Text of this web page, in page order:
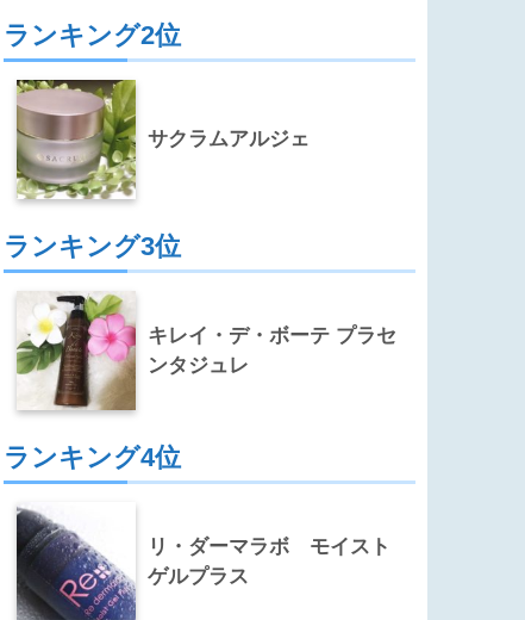
ランキング2位
サクラムアルジェ
ランキング3位
キレイ・デ・ボーテ プラセ
ンタジュレ
ランキング4位
リ・ダーマラボ モイスト
ゲルプラス